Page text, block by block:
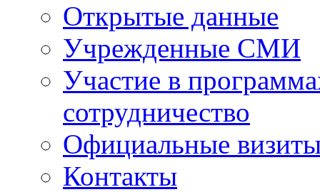
Открытые данные
Учрежденные СМИ
Участие в
сотрудничество
Официальные
Контакты